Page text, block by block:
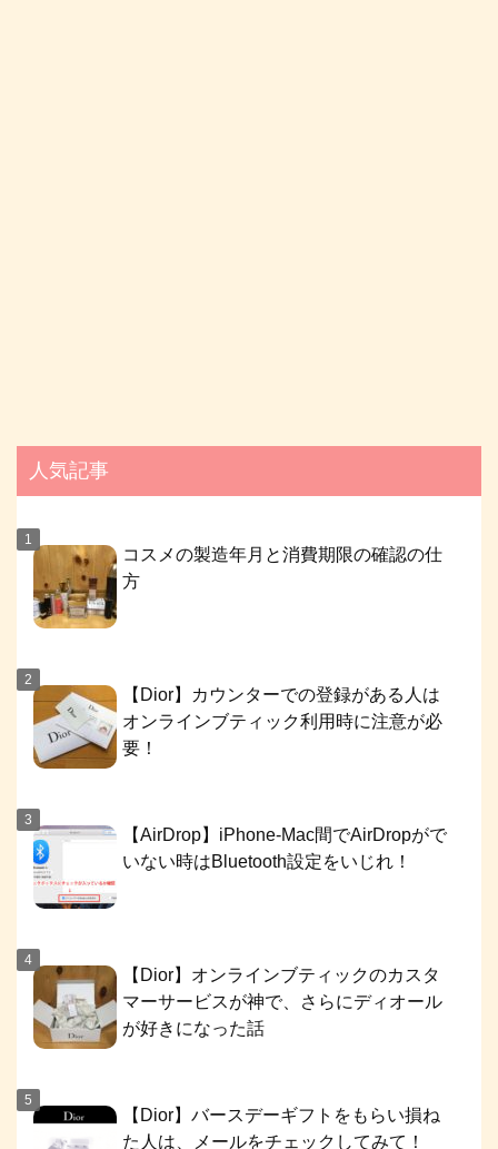
人気記事
コスメの製造年月と消費期限の確認の仕
方
【Dior】カウンターでの登録がある人は
オンラインブティック利用時に注意が必
要！
【AirDrop】iPhone-Mac間でAirDropがで
いない時はBluetooth設定をいじれ！
【Dior】オンラインブティックのカスタ
マーサービスが神で、さらにディオール
が好きになった話
【Dior】バースデーギフトをもらい損ね
た人は、メールをチェックしてみて！